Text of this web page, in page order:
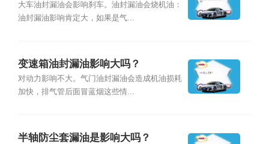
大车油封漏油会影响刹车。油封漏油会烧机油：
油封漏油影响肯定大，如果是气...
变速箱油封漏油影响大吗？
对动力影响不大。气门油封漏油会造成机油损耗
加快，排气管后面冒蓝烟这些情...
半轴防尘套漏油是影响大吗？